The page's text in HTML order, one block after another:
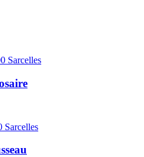
Sarcelles
Sarcelles